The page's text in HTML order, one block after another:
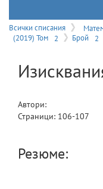
Всички списания
(2019) Том
2 Брой 2
Автори:
Страници: 106-107
Резюме: